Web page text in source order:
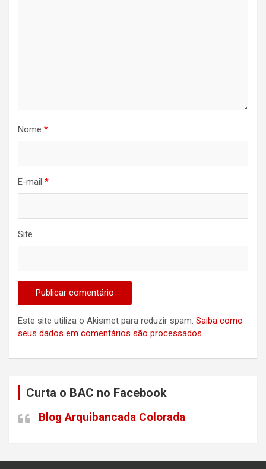
Nome *
E-mail *
Site
Este site utiliza o Akismet para reduzir spam. Saiba como
seus dados em comentários são processados.
Curta o BAC no Facebook
Blog Arquibancada Colorada